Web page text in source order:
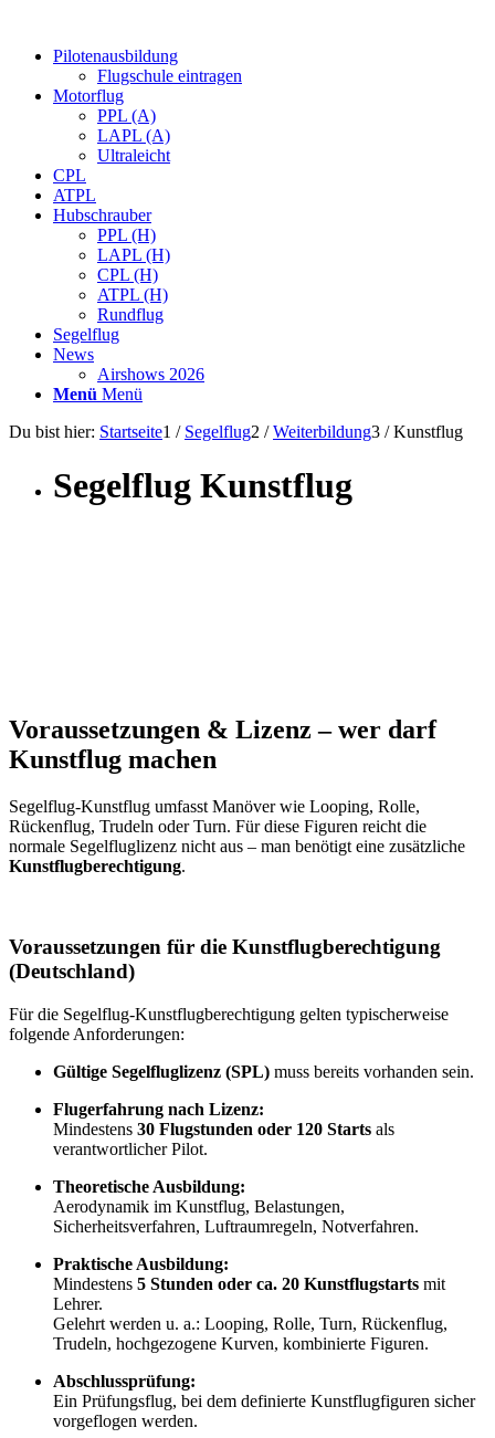
Pilotenausbildung
Flugschule eintragen
Motorflug
PPL (A)
LAPL (A)
Ultraleicht
CPL
ATPL
Hubschrauber
PPL (H)
LAPL (H)
CPL (H)
ATPL (H)
Rundflug
Segelflug
News
Airshows 2026
Menü Menü
Du bist hier: Startseite1 / Segelflug2 / Weiterbildung3 / Kunstflug
Segelflug Kunstflug
Voraussetzungen & Lizenz – wer darf
Kunstflug machen
Segelflug-Kunstflug umfasst Manöver wie Looping, Rolle,
Rückenflug, Trudeln oder Turn. Für diese Figuren reicht die
normale Segelfluglizenz nicht aus – man benötigt eine zusätzliche
Kunstflugberechtigung.
Voraussetzungen für die Kunstflugberechtigung
(Deutschland)
Für die Segelflug-Kunstflugberechtigung gelten typischerweise
folgende Anforderungen:
Gültige Segelfluglizenz (SPL) muss bereits vorhanden sein.
Flugerfahrung nach Lizenz:
Mindestens 30 Flugstunden oder 120 Starts als
verantwortlicher Pilot.
Theoretische Ausbildung:
Aerodynamik im Kunstflug, Belastungen,
Sicherheitsverfahren, Luftraumregeln, Notverfahren.
Praktische Ausbildung:
Mindestens 5 Stunden oder ca. 20 Kunstflugstarts mit
Lehrer.
Gelehrt werden u. a.: Looping, Rolle, Turn, Rückenflug,
Trudeln, hochgezogene Kurven, kombinierte Figuren.
Abschlussprüfung:
Ein Prüfungsflug, bei dem definierte Kunstflugfiguren sicher
vorgeflogen werden.